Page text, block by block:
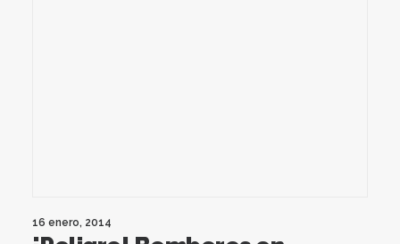
16 enero, 2014